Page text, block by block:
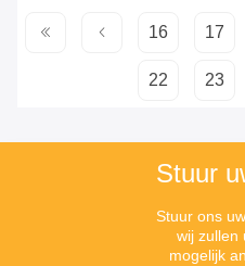
16 17
22 23
Stuur
Stuur ons
wij zullen
mogelijk